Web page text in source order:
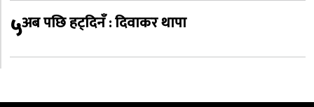
५अब पछि हट्दिनँ : दिवाकर थापा